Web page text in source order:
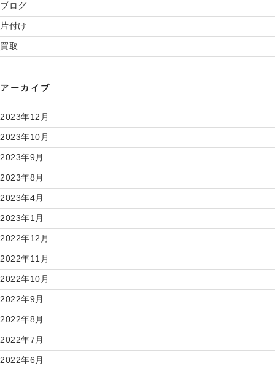
ブログ
片付け
買取
アーカイブ
2023年12月
2023年10月
2023年9月
2023年8月
2023年4月
2023年1月
2022年12月
2022年11月
2022年10月
2022年9月
2022年8月
2022年7月
2022年6月